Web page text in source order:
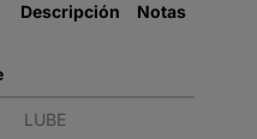
Descripción Notas
LUBE